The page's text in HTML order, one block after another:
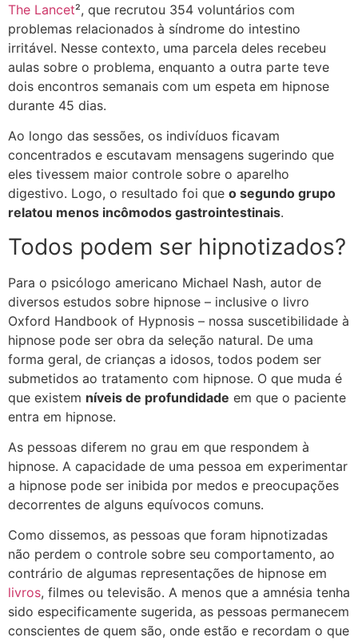
The Lancet², que recrutou 354 voluntários com
problemas relacionados à síndrome do intestino
irritável. Nesse contexto, uma parcela deles recebeu
aulas sobre o problema, enquanto a outra parte teve
dois encontros semanais com um espeta em hipnose
durante 45 dias.
Ao longo das sessões, os indivíduos ficavam
concentrados e escutavam mensagens sugerindo que
eles tivessem maior controle sobre o aparelho
digestivo. Logo, o resultado foi que o segundo grupo
relatou menos incômodos gastrointestinais.
Todos podem ser hipnotizados?
Para o psicólogo americano Michael Nash, autor de
diversos estudos sobre hipnose – inclusive o livro
Oxford Handbook of Hypnosis – nossa suscetibilidade à
hipnose pode ser obra da seleção natural. De uma
forma geral, de crianças a idosos, todos podem ser
submetidos ao tratamento com hipnose. O que muda é
que existem níveis de profundidade em que o paciente
entra em hipnose.
As pessoas diferem no grau em que respondem à
hipnose. A capacidade de uma pessoa em experimentar
a hipnose pode ser inibida por medos e preocupações
decorrentes de alguns equívocos comuns.
Como dissemos, as pessoas que foram hipnotizadas
não perdem o controle sobre seu comportamento, ao
contrário de algumas representações de hipnose em
livros, filmes ou televisão. A menos que a amnésia tenha
sido especificamente sugerida, as pessoas permanecem
conscientes de quem são, onde estão e recordam o que